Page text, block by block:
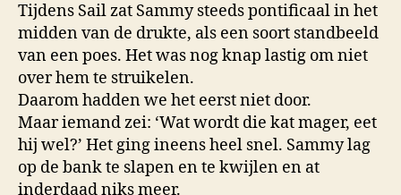
Tijdens Sail zat Sammy steeds pontificaal in het
midden van de drukte, als een soort standbeeld
van een poes. Het was nog knap lastig om niet
over hem te struikelen.
Daarom hadden we het eerst niet door.
Maar iemand zei: ‘Wat wordt die kat mager, eet
hij wel?’ Het ging ineens heel snel. Sammy lag
op de bank te slapen en te kwijlen en at
inderdaad niks meer.